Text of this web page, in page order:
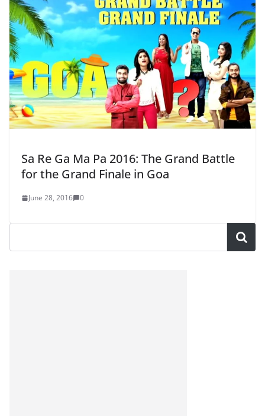
Sa Re Ga Ma Pa 2016: The Grand Battle
for the Grand Finale in Goa
June 28, 2016 0